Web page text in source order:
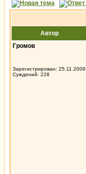
Автор
Громов
Зарегистрирован: 25.11.2009
Суждений: 228